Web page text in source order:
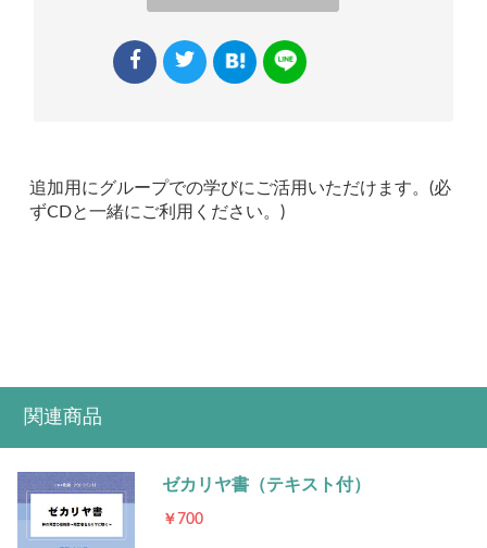
お買い物を続ける カートへ進む
追加用にグループでの学びにご活用いただけます。(必
ずCDと一緒にご利用ください。)
関連商品
ゼカリヤ書（テキスト付）
￥700